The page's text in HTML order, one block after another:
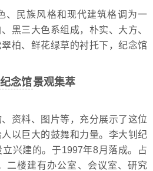
民族风格和现代建筑格调为一
黑三大色系组成，朴实、大方、
柏、鲜花绿草的衬托下，纪念馆
念馆景观集萃
料、图片等，充分展示了这位
以巨大的鼓舞和力量。李大钊纪
兴建的。于1997年8月落成。占
二楼建有办公室、会议室、研究